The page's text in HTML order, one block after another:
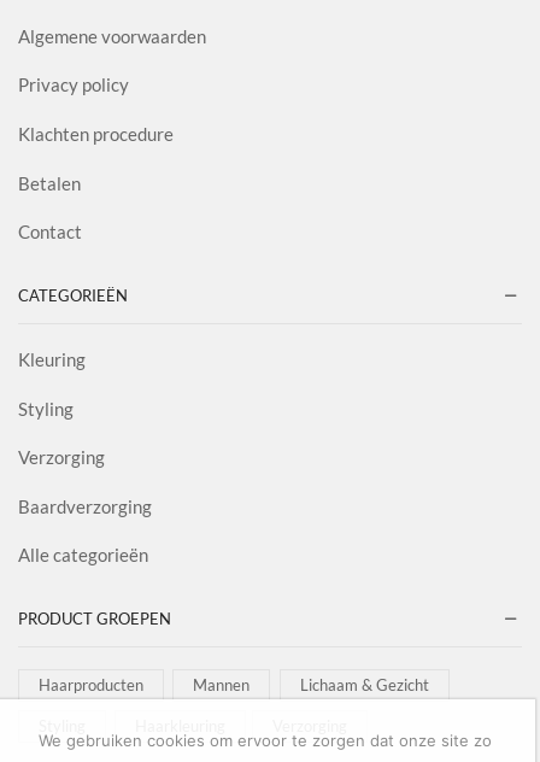
Algemene voorwaarden
Privacy policy
Klachten procedure
Betalen
Contact
CATEGORIEËN
Kleuring
Styling
Verzorging
Baardverzorging
Alle categorieën
PRODUCT GROEPEN
Haarproducten Mannen Lichaam & Gezicht
We gebruiken cookies om ervoor te zorgen dat onze site zo